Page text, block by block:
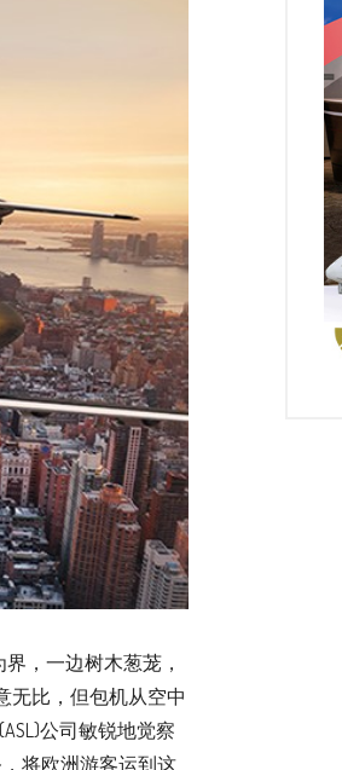
，一边树木葱茏，
无比，但包机从空中
公司敏锐地觉察
将欧洲游客运到这